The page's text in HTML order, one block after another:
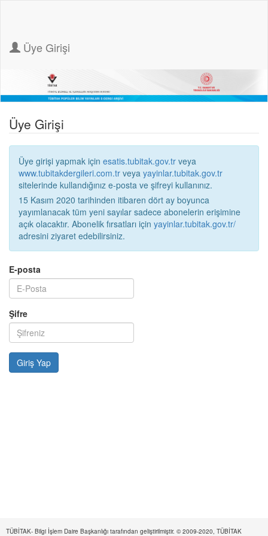
Üye Girişi
Üye Girişi
Üye girişi yapmak için esatis.tubitak.gov.tr veya
www.tubitakdergileri.com.tr veya yayinlar.tubitak.gov.tr
sitelerinde kullandığınız e-posta ve şifreyi kullanınız.
15 Kasım 2020 tarihinden itibaren dört ay boyunca
yayımlanacak tüm yeni sayılar sadece abonelerin erişimine
açık olacaktır. Abonelik fırsatları için yayinlar.tubitak.gov.tr/
adresini ziyaret edebilirsiniz.
E-posta
Şifre
TÜBİTAK- Bilgi İşlem Daire Başkanlığı tarafından geliştirilmiştir. © 2009-2020, TÜBİTAK